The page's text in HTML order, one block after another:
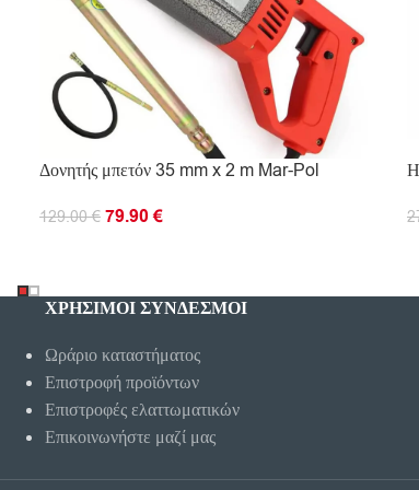
Δονητής μπετόν 35 mm x 2 m Mar-Pol
129.00€ 79.90€
ΧΡΗΣΙΜΟΙ ΣΥΝΔΕΣΜΟΙ
Ωράριο καταστήματος
Επιστροφή προϊόντων
Επιστροφές ελαττωματικών
Επικοινωνήστε μαζί μας